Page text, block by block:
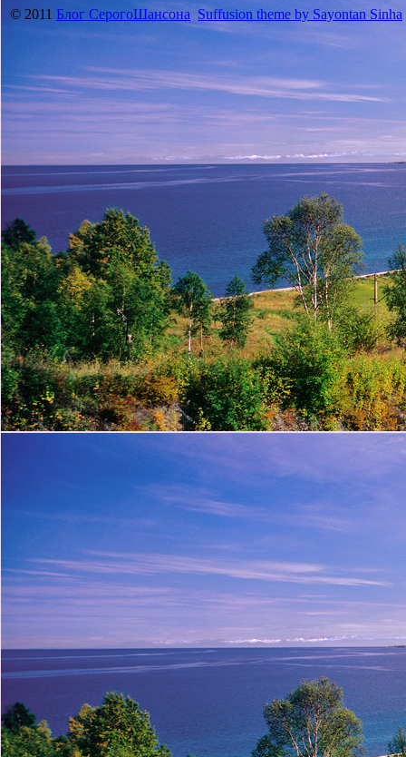
© 2011 Блог СерогоШансона Suffusion theme by Sayontan Sinha